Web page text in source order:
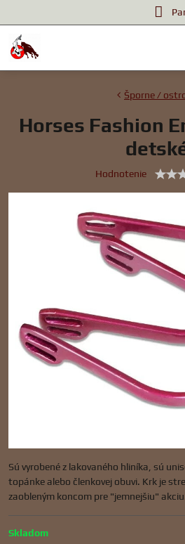
Šporne /
Horses Fashion
Hodnotenie
Sú vyrobené z lakovaného hliníka, sú
topánke alebo členkovej obuvi. Krk je
zaobleným koncom pre "jemnejšiu"
Skladom